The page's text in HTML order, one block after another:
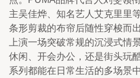
主吴佳烨、知名艺人艾克里里
条形剪裁的布帘后随性穿梭而
上演一场突破常规的沉浸式情
休闲、开会办公，还是街头玩
系列都能在日常生活的多场景